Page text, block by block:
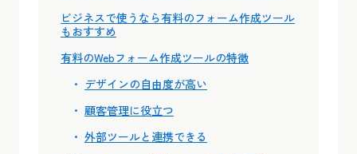
ビジネスで使うなら有料のフォーム作成ツール
もおすすめ
有料のWebフォーム作成ツールの特徴
デザインの自由度が高い
顧客管理に役立つ
外部ツールと連携できる